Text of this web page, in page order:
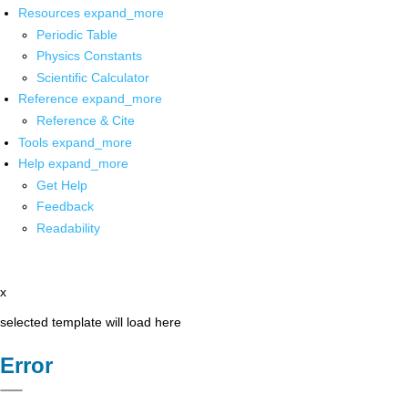
Resources expand_more
Periodic Table
Physics Constants
Scientific Calculator
Reference expand_more
Reference & Cite
Tools expand_more
Help expand_more
Get Help
Feedback
Readability
x
selected template will load here
Error